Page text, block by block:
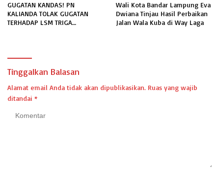
GUGATAN KANDAS! PN
KALIANDA TOLAK GUGATAN
TERHADAP LSM TRIGA
Wali Kota Bandar Lampung Eva
Dwiana Tinjau Hasil Perbaikan
Jalan Wala Kuba di Way Laga
Tinggalkan Balasan
Alamat email Anda tidak akan dipublikasikan. Ruas yang wajib
ditandai *